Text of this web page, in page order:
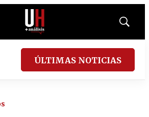
Mostrar
ÚLTIMAS NOTICIAS